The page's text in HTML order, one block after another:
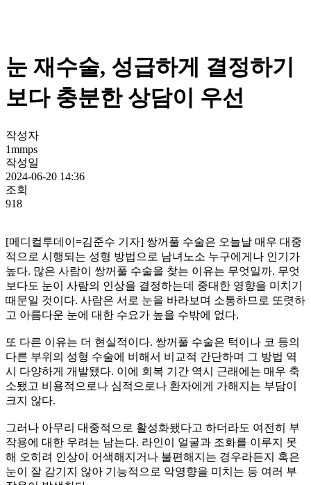
눈 재수술, 성급하게 결정하기
보다 충분한 상담이 우선
작성자
1mmps
작성일
2024-06-20 14:36
조회
918
[메디컬투데이=김준수 기자] 쌍꺼풀 수술은 오늘날 매우 대중
적으로 시행되는 성형 방법으로 남녀노소 누구에게나 인기가
높다. 많은 사람이 쌍꺼풀 수술을 찾는 이유는 무엇일까. 무엇
보다도 눈이 사람의 인상을 결정하는데 중대한 영향을 미치기
때문일 것이다. 사람은 서로 눈을 바라보며 소통하므로 또렷하
고 아름다운 눈에 대한 수요가 높을 수밖에 없다.
또 다른 이유는 더 현실적이다. 쌍꺼풀 수술은 턱이나 코 등의
다른 부위의 성형 수술에 비해서 비교적 간단하며 그 방법 역
시 다양하게 개발됐다. 이에 회복 기간 역시 근래에는 매우 축
소됐고 비용적으로나 심적으로나 환자에게 가해지는 부담이
크지 않다.
그러나 아무리 대중적으로 활성화됐다고 하더라도 여전히 부
작용에 대한 우려는 남는다. 라인이 얼굴과 조화를 이루지 못
해 오히려 인상이 어색해지거나 불편해지는 경우라든지 혹은
눈이 잘 감기지 않아 기능적으로 악영향을 미치는 등 여러 부